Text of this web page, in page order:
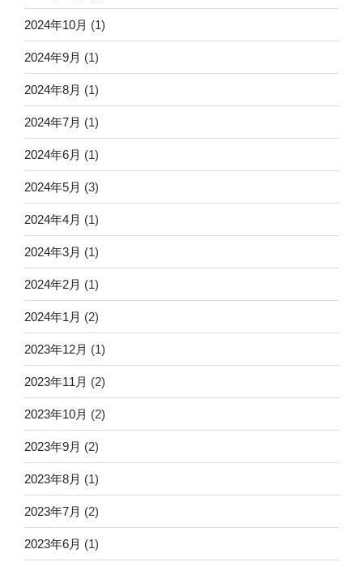
2024年10月 (1)
2024年9月 (1)
2024年8月 (1)
2024年7月 (1)
2024年6月 (1)
2024年5月 (3)
2024年4月 (1)
2024年3月 (1)
2024年2月 (1)
2024年1月 (2)
2023年12月 (1)
2023年11月 (2)
2023年10月 (2)
2023年9月 (2)
2023年8月 (1)
2023年7月 (2)
2023年6月 (1)